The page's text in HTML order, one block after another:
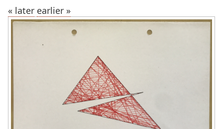
« later earlier »